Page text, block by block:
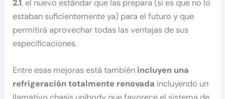
2.1, el nuevo estándar que las prepara (si es que no lo
estaban suficientemente ya) para el futuro y que
permitirá aprovechar todas las ventajas de sus
especificaciones.
Entre esas mejoras está también incluyen una
refrigeración totalmente renovada incluyendo un